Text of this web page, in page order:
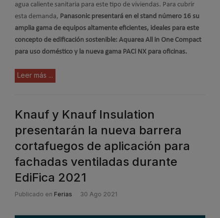
agua caliente sanitaria para este tipo de viviendas. Para cubrir
esta demanda, Panasonic presentará en el stand número 16 su
amplia gama de equipos altamente eficientes, ideales para este
concepto de edificación sostenible: Aquarea All in One Compact
para uso doméstico y la nueva gama PACi NX para oficinas.
Leer más ...
Knauf y Knauf Insulation
presentarán la nueva barrera
cortafuegos de aplicación para
fachadas ventiladas durante
EdiFica 2021
Publicado en Ferias 30 Ago 2021